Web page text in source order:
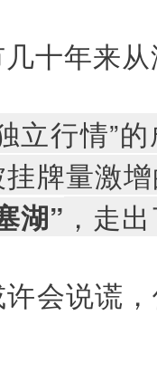
十年来
立行情”
牌量激
湖” ，走
会说谎